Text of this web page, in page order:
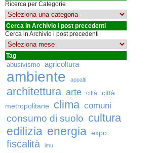
Ricerca per Categorie
Cerca in Archivio i post precedenti
Cerca in Archivio i post precedenti
Tag
abusivismo agricoltura
ambiente appalti
architettura arte città
città
metropolitane
clima comuni
consumo di suolo cultura
edilizia energia expo
fiscalità imu